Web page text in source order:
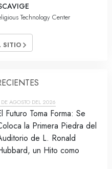
Technology Center
SITIO
DE AGOSTO DEL 2026
Futuro Toma Forma: Se
la Primera Piedra del
de L. Ronald
un Hito como